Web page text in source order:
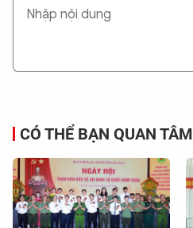
CÓ THỂ BẠN QUAN TÂM